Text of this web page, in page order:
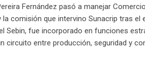
Fernández pasó a manejar
la comisión que intervino Sunacrip tras
Sebin, fue incorporado en funciones
circuito entre producción, seguridad y